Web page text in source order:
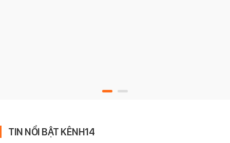
TIN NỔI BẬT KÊNH14